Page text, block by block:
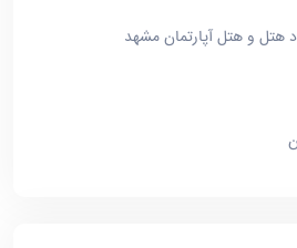
هتل و هتل آپارتمان مشهد